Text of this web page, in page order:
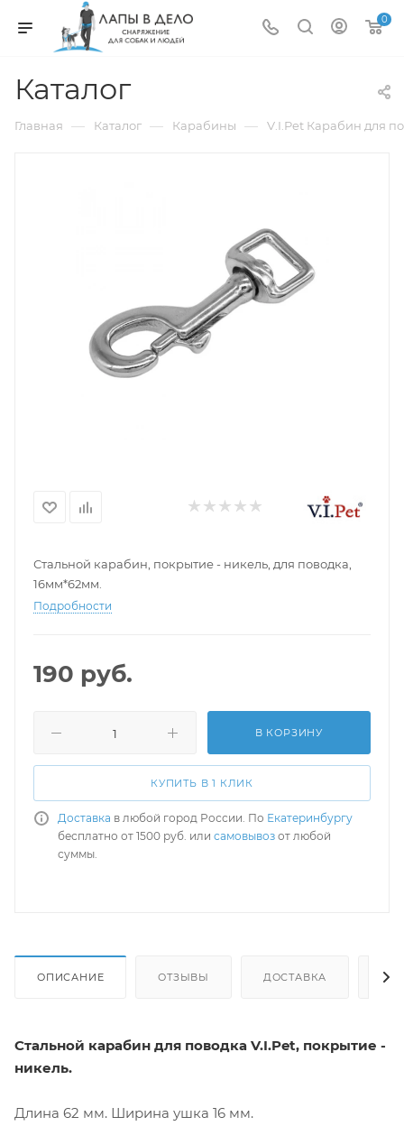
0
Каталог
Главная — Каталог — Карабины — V.I.Pet Карабин для
Стальной карабин, покрытие - никель, для поводка,
16мм*62мм.
Подробности
190 руб.
В КОРЗИНУ
КУПИТЬ В 1 КЛИК
Доставка в любой город России. По Екатеринбургу
бесплатно от 1500 руб. или самовывоз от любой
суммы.
ОПИСАНИЕ ОТЗЫВЫ ДОСТАВКА
Стальной карабин для поводка V.I.Pet, покрытие -
никель.
Длина 62 мм. Ширина ушка 16 мм.